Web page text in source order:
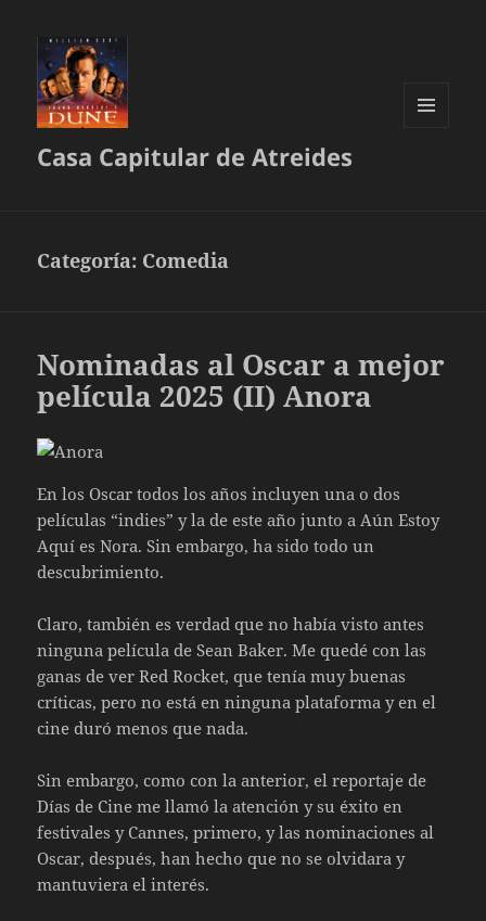
Casa Capitular de Atreides
Categoría: Comedia
Nominadas al Oscar a mejor
película 2025 (II) Anora
En los Oscar todos los años incluyen una o dos
películas “indies” y la de este año junto a Aún Estoy
Aquí es Nora. Sin embargo, ha sido todo un
descubrimiento.
Claro, también es verdad que no había visto antes
ninguna película de Sean Baker. Me quedé con las
ganas de ver Red Rocket, que tenía muy buenas
críticas, pero no está en ninguna plataforma y en el
cine duró menos que nada.
Sin embargo, como con la anterior, el reportaje de
Días de Cine me llamó la atención y su éxito en
festivales y Cannes, primero, y las nominaciones al
Oscar, después, han hecho que no se olvidara y
mantuviera el interés.